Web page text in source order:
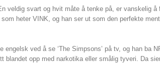
veldig svart og hvit måte å tenke på, er vanskelig
heter VINK, og han ser ut som den perfekte
ved å se ‘The Simpsons’ på tv, og han
blandet opp med narkotika eller smålig tyveri. Da